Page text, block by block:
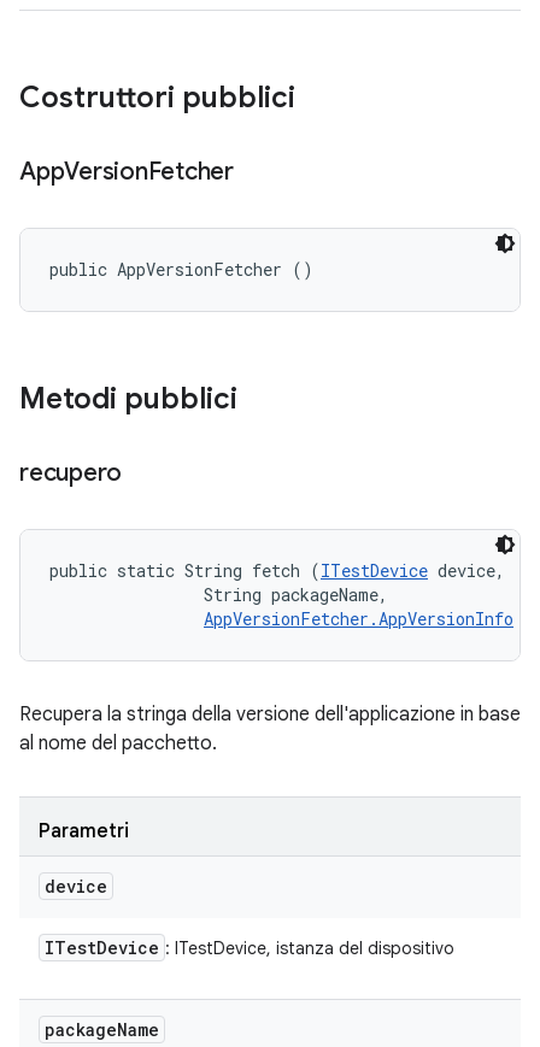
Costruttori pubblici
AppVersionFetcher
public AppVersionFetcher ()
Metodi pubblici
recupero
public static String fetch (ITestDevice device,
                String packageName,
AppVersionFetcher.AppVersionInfo
Recupera la stringa della versione dell'applicazione in base
al nome del pacchetto.
Parametri
device
ITestDevice : ITestDevice, istanza del dispositivo
packageName